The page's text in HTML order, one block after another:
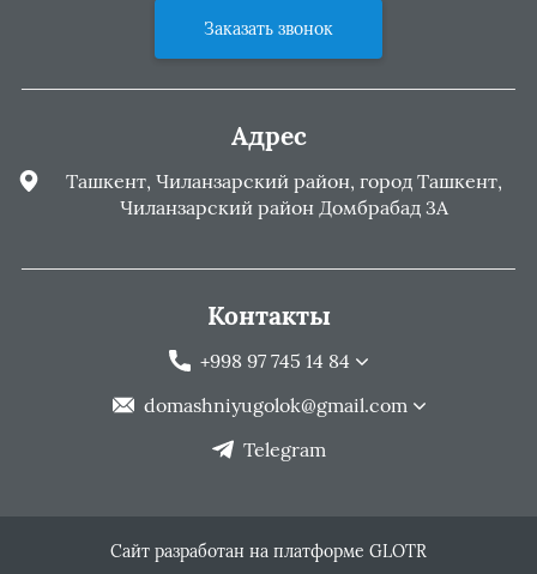
Заказать звонок
Адрес
Ташкент, Чиланзарский район, город Ташкент,
Чиланзарский район Домбрабад 3А
Контакты
+998 97 745 14 84
domashniyugolok@gmail.com
Telegram
Сайт разработан на платформе GLOTR